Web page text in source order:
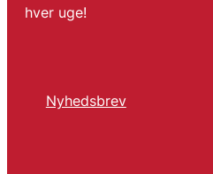
hver uge!
Nyhedsbrev